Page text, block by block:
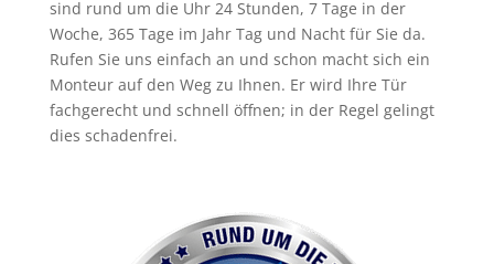
sind rund um die Uhr 24 Stunden, 7 Tage in der
Woche, 365 Tage im Jahr Tag und Nacht für Sie da.
Rufen Sie uns einfach an und schon macht sich ein
Monteur auf den Weg zu Ihnen. Er wird Ihre Tür
fachgerecht und schnell öffnen; in der Regel gelingt
dies schadenfrei.